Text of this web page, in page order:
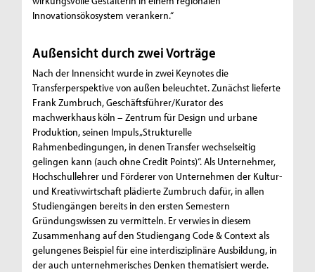
Innovationsökosystem verankern.“
Außensicht durch zwei Vorträge
Nach der Innensicht wurde in zwei Keynotes die
Transferperspektive von außen beleuchtet. Zunächst lieferte
Frank Zumbruch, Geschäftsführer/Kurator des
machwerkhaus köln – Zentrum für Design und urbane
Produktion, seinen Impuls „Strukturelle
Rahmenbedingungen, in denen Transfer wechselseitig
gelingen kann (auch ohne Credit Points)“. Als Unternehmer,
Hochschullehrer und Förderer von Unternehmen der Kultur-
und Kreativwirtschaft plädierte Zumbruch dafür, in allen
Studiengängen bereits in den ersten Semestern
Gründungswissen zu vermitteln. Er verwies in diesem
Zusammenhang auf den Studiengang Code & Context als
gelungenes Beispiel für eine interdisziplinäre Ausbildung, in
der auch unternehmerisches Denken thematisiert werde.